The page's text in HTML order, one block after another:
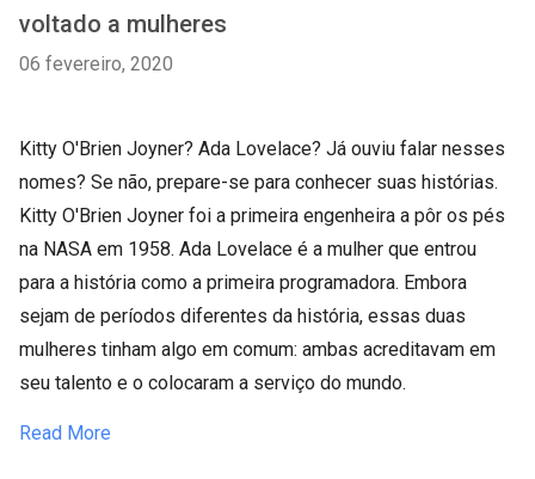
voltado a mulheres
06 fevereiro, 2020
Kitty O'Brien Joyner? Ada Lovelace? Já ouviu falar nesses
nomes? Se não, prepare-se para conhecer suas histórias.
Kitty O'Brien Joyner foi a primeira engenheira a pôr os pés
na NASA em 1958. Ada Lovelace é a mulher que entrou
para a história como a primeira programadora. Embora
sejam de períodos diferentes da história, essas duas
mulheres tinham algo em comum: ambas acreditavam em
seu talento e o colocaram a serviço do mundo.
Read More